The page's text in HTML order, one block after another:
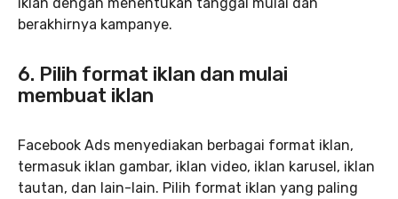
berakhirnya kampanye.
6. Pilih format iklan dan mulai
membuat iklan
Facebook Ads menyediakan berbagai format iklan,
termasuk iklan gambar, iklan video, iklan karusel, iklan
tautan, dan lain-lain. Pilih format iklan yang paling